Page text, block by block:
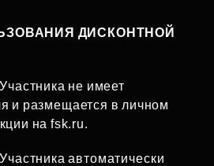
ДИСКОНТНОЙ
не имеет
и размещается в личном
на fsk.ru.
автоматически